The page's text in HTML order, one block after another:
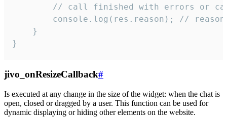
// call finished with errors or
console.log(res.reason); //
    }
}
jivo_onResizeCallback#
Is executed at any change in the size of the widget: when the chat is
open, closed or dragged by a user. This function can be used for
dynamic displaying or hiding other elements on the website.